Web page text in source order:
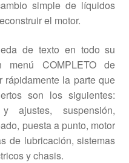
simple de líquidos
el motor.
de texto en todo su
COMPLETO de
rápidamente la parte que
son los siguientes:
ajustes, suspensión,
puesta a punto, motor
de lubricación, sistemas
y chasis.